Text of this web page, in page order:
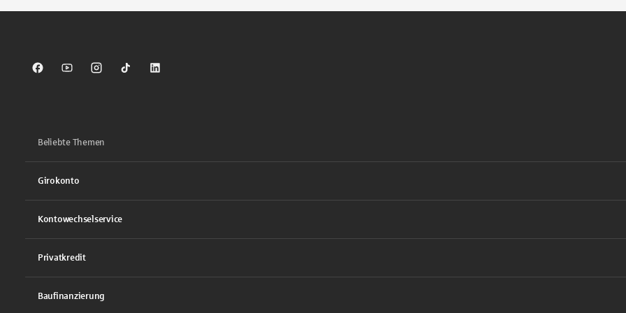
Sparkasse auf Facebook
Sparkasse auf Youtube
Sparkasse auf Instagram
Sparkasse auf TikTok
Sparkasse auf LinkedIn
Beliebte Themen
Girokonto
Kontowechselservice
Privatkredit
Baufinanzierung